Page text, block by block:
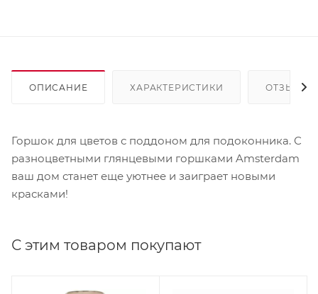
ОПИСАНИЕ ХАРАКТЕРИСТИКИ ОТЗЫВЫ
Горшок для цветов с поддоном для подоконника. С
разноцветными глянцевыми горшками Amsterdam
ваш дом станет еще уютнее и заиграет новыми
красками!
С этим товаром покупают